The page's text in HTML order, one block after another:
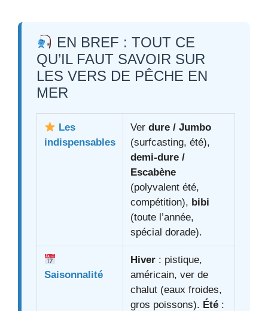
EN BREF : TOUT CE
QU’IL FAUT SAVOIR SUR
LES VERS DE PÊCHE EN
MER
Les
indispensables
Ver dure / Jumbo
(surfcasting, été),
demi-dure /
Escabène
(polyvalent été,
compétition), bibi
(toute l’année,
spécial dorade).
Saisonnalité
Hiver : pistique,
américain, ver de
chalut (eaux froides,
gros poissons). Été :